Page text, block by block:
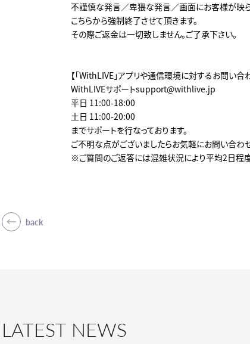
不謹慎な発言／卑猥な発言／画面にお客様が映
こちらから強制終了させて頂きます。
その際ご返金は一切致しません。ご了承下さい。
【「WithLIVE」アプリや通信環境に対するお問い合
WithLIVEサポートsupport@withlive.jp
平日 11:00-18:00
土日 11:00-20:00
までサポートを行なっております。
ご不明な点がございましたらお気軽にお問い合わせ
※ご質問のご返答には混雑状況により平均2日程
back
LATEST NEWS